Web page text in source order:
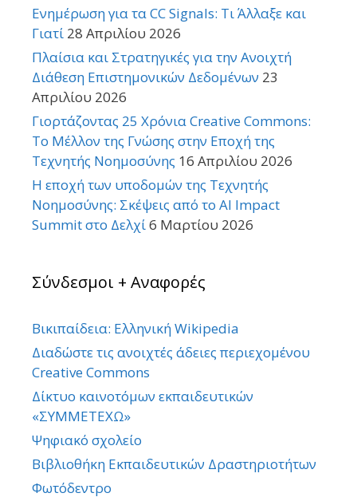
Ενημέρωση για τα CC Signals: Τι Άλλαξε και
Γιατί 28 Απριλίου 2026
Πλαίσια και Στρατηγικές για την Ανοιχτή
Διάθεση Επιστημονικών Δεδομένων 23
Απριλίου 2026
Γιορτάζοντας 25 Χρόνια Creative Commons:
Το Μέλλον της Γνώσης στην Εποχή της
Τεχνητής Νοημοσύνης 16 Απριλίου 2026
Η εποχή των υποδομών της Τεχνητής
Νοημοσύνης: Σκέψεις από το AI Impact
Summit στο Δελχί6 Μαρτίου 2026
Σύνδεσμοι + Αναφορές
Βικιπαίδεια: Ελληνική Wikipedia
Διαδώστε τις ανοιχτές άδειες περιεχομένου
Creative Commons
Δίκτυο καινοτόμων εκπαιδευτικών
«ΣΥΜΜΕΤΕΧΩ»
Ψηφιακό σχολείο
Βιβλιοθήκη Εκπαιδευτικών Δραστηριοτήτων
Φωτόδεντρο